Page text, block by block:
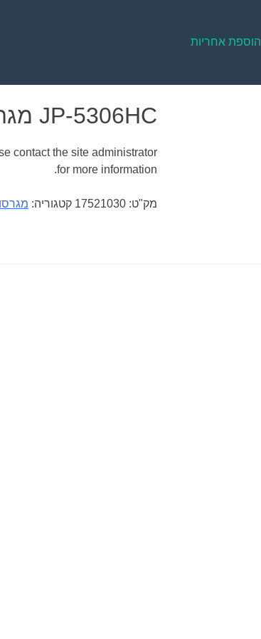
הוספת אחריות
JP-5306HC מגרסת פתיתים משרדית
contact the site administrator
for more information.
מק"ט: 17521030 קטגוריה: